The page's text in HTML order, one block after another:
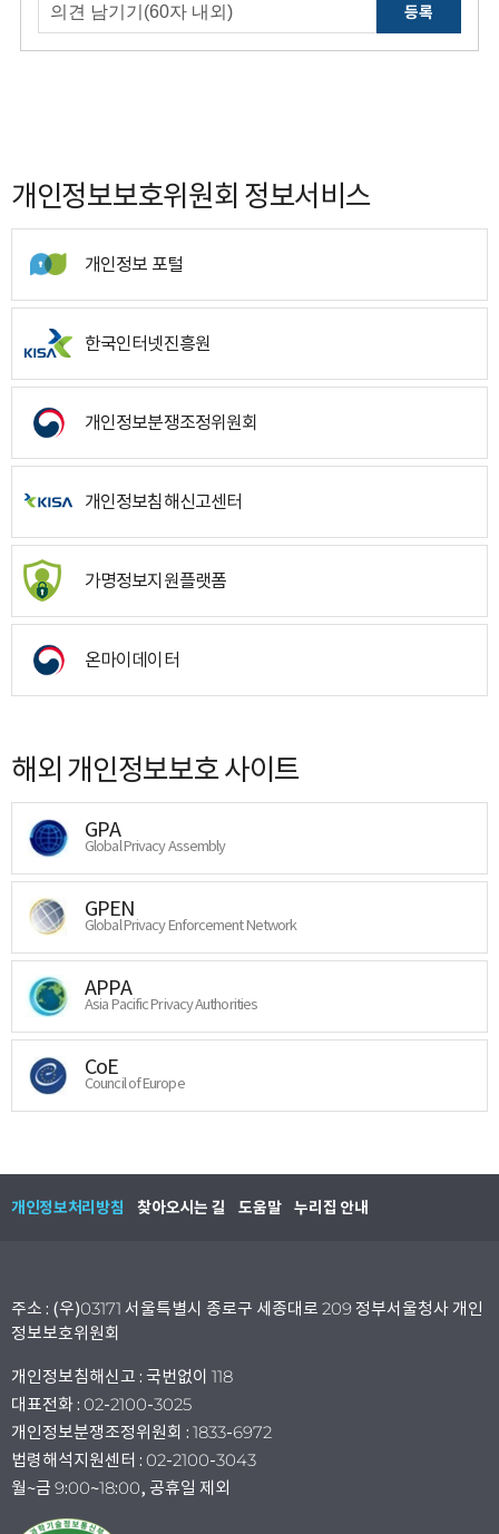
등록
개인정보보호위원회 정보서비스
개인정보 포털
한국인터넷진흥원
개인정보분쟁조정위원회
개인정보침해신고센터
가명정보지원플랫폼
온마이데이터
해외 개인정보보호 사이트
GPA
Global Privacy Assembly
GPEN
Global Privacy Enforcement Network
APPA
Asia Pacific Privacy Authorities
CoE
Council of Europe
개인정보처리방침 찾아오시는 길 도움말 누리집 안내
주소 : (우)03171 서울특별시 종로구 세종대로 209 정부서울청사 개인
정보보호위원회
개인정보침해신고 : 국번없이 118
대표전화 : 02-2100-3025
개인정보분쟁조정위원회 : 1833-6972
법령해석지원센터 : 02-2100-3043
월~금 9:00~18:00, 공휴일 제외